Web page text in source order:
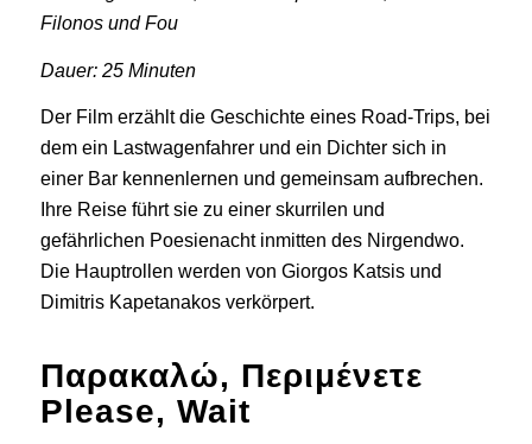
Filonos und Fou
Dauer: 25 Minuten
Der Film erzählt die Geschichte eines Road-Trips, bei
dem ein Lastwagenfahrer und ein Dichter sich in
einer Bar kennenlernen und gemeinsam aufbrechen.
Ihre Reise führt sie zu einer skurrilen und
gefährlichen Poesienacht inmitten des Nirgendwo.
Die Hauptrollen werden von Giorgos Katsis und
Dimitris Kapetanakos verkörpert.
Παρακαλώ, Περιμένετε
Please, Wait